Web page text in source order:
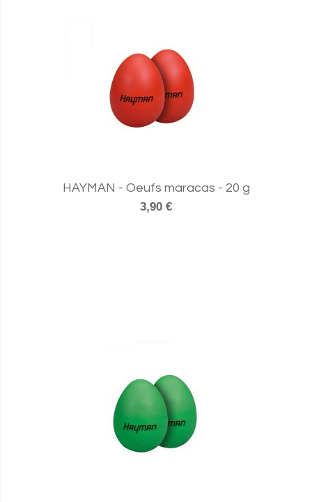
HAYMAN - Oeufs maracas - 20 g
3,90 €